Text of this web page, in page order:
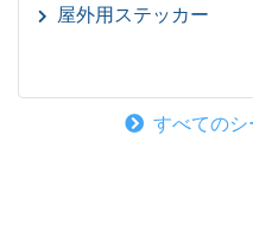
屋外用ステッカー
すべてのシ